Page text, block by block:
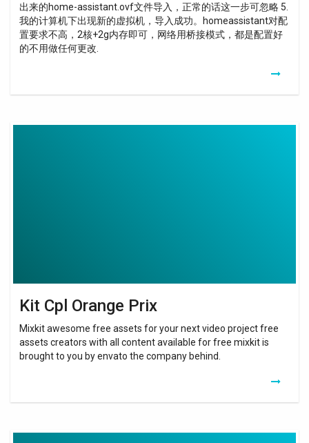
出来的home-assistant.ovf文件导入，正常的话这一步可忽略 5.
我的计算机下出现新的虚拟机，导入成功。homeassistant对配
置要求不高，2核+2g内存即可，网络用桥接模式，都是配置好
的不用做任何更改.
Kit Cpl Orange Prix
Mixkit awesome free assets for your next video project free
assets creators with all content available for free mixkit is
brought to you by envato the company behind.
Kit
Devolo